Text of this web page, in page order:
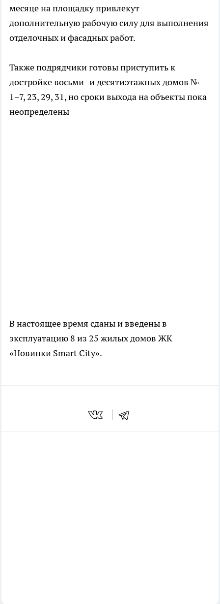
месяце на площадку привлекут
дополнительную рабочую силу для выполнения
отделочных и фасадных работ.
Также подрядчики готовы приступить к
достройке восьми- и десятиэтажных домов №
1−7, 23, 29, 31, но сроки выхода на объекты пока
неопределены
В настоящее время сданы и введены в
эксплуатацию 8 из 25 жилых домов ЖК
«Новинки Smart City».